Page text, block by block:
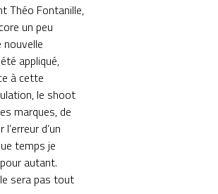
Théo Fontanille,
un peu
appliqué,
à cette
le shoot
marques, de
d’un
temps je
autant.
sera pas tout